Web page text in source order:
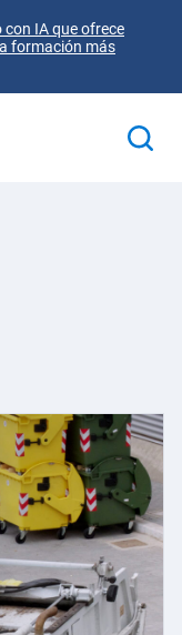
con IA que ofrece
formación más